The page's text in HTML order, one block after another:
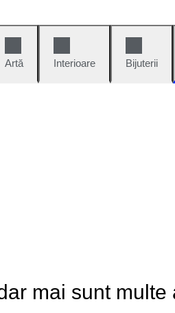
Artă
Interioare Bijuterii
mai sunt